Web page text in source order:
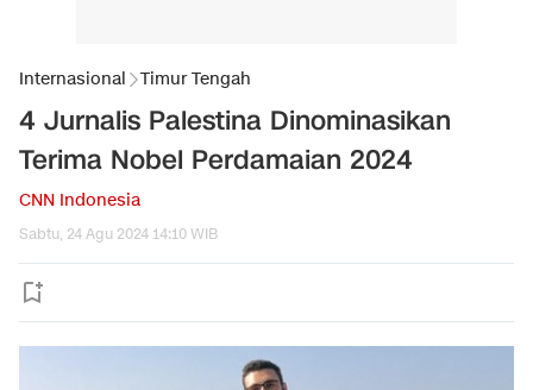
Internasional Timur Tengah
4 Jurnalis Palestina Dinominasikan
Terima Nobel Perdamaian 2024
CNN Indonesia
Sabtu, 24 Agu 2024 14:10 WIB